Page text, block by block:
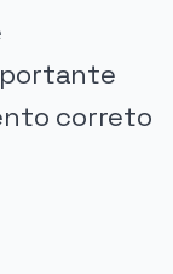
correto